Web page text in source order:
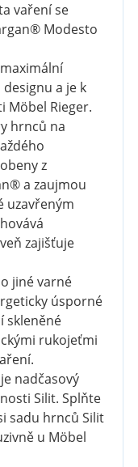
vaření se
Modesto
a je k
Möbel Rieger.
hrnců na
z
a zaujmou
uzavřeným
zajišťuje
jiné varné
úsporné
skleněné
rukojeťmi
nadčasový
Silit. Splňte
sadu hrnců Silit
u Möbel